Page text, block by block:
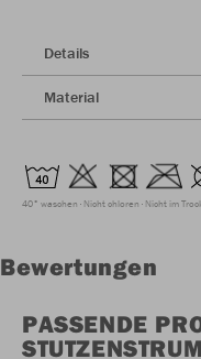
Details
Material
40° waschen Nicht chloren Nicht im
Bewertungen
PASSENDE